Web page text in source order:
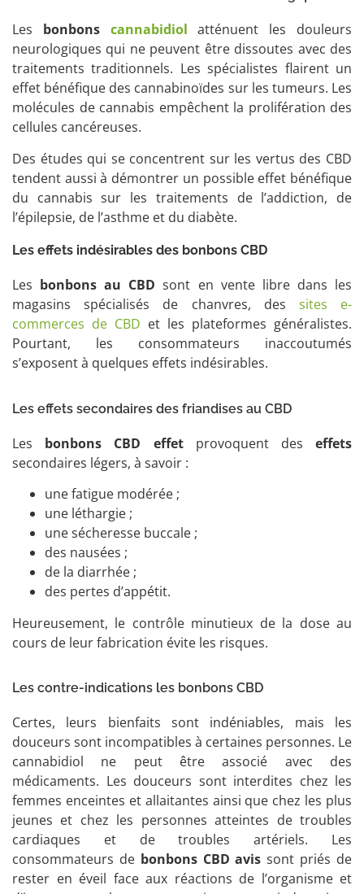
Les bonbons cannabidiol atténuent les douleurs
neurologiques qui ne peuvent être dissoutes avec des
traitements traditionnels. Les spécialistes flairent un
effet bénéfique des cannabinoïdes sur les tumeurs. Les
molécules de cannabis empêchent la prolifération des
cellules cancéreuses.
Des études qui se concentrent sur les vertus des CBD
tendent aussi à démontrer un possible effet bénéfique
du cannabis sur les traitements de l’addiction, de
l’épilepsie, de l’asthme et du diabète.
Les effets indésirables des bonbons CBD
Les bonbons au CBD sont en vente libre dans les
magasins spécialisés de chanvres, des sites e-
commerces de CBD et les plateformes généralistes.
Pourtant, les consommateurs inaccoutumés
s’exposent à quelques effets indésirables.
Les effets secondaires des friandises au CBD
Les bonbons CBD effetprovoquent deseffets
secondaires légers, à savoir :
une fatigue modérée ;
une léthargie ;
une sécheresse buccale ;
des nausées ;
de la diarrhée ;
des pertes d’appétit.
Heureusement, le contrôle minutieux de la dose au
cours de leur fabrication évite les risques.
Les contre-indications les bonbons CBD
Certes, leurs bienfaits sont indéniables, mais les
douceurs sont incompatibles à certaines personnes. Le
cannabidiol ne peut être associé avec des
médicaments. Les douceurs sont interdites chez les
femmes enceintes et allaitantes ainsi que chez les plus
jeunes et chez les personnes atteintes de troubles
cardiaques et de troubles artériels. Les
consommateurs de bonbons CBD avis sont priés de
rester en éveil face aux réactions de l’organisme et